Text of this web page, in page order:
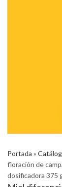
Portada »
floración de
dosificadora 375